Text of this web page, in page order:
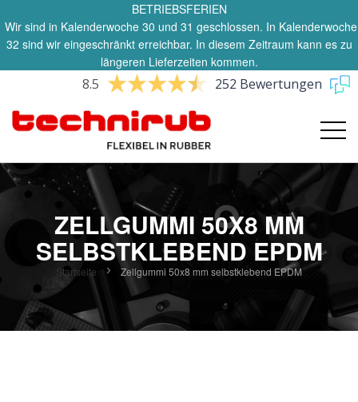
BETRIEBSFERIEN
Wir sind in Kalenderwoche 30 und 31 geschlossen. In Kalenderwoche
32 sind wir eingeschränkt erreichbar. In diesem Zeitraum kann es zu
längeren Lieferzeiten kommen.
8.5 252 Bewertungen
ZELLGUMMI 50X8 MM
SELBSTKLEBEND EPDM
Startseite Zellgummi 50x8 mm selbstklebend EPDM